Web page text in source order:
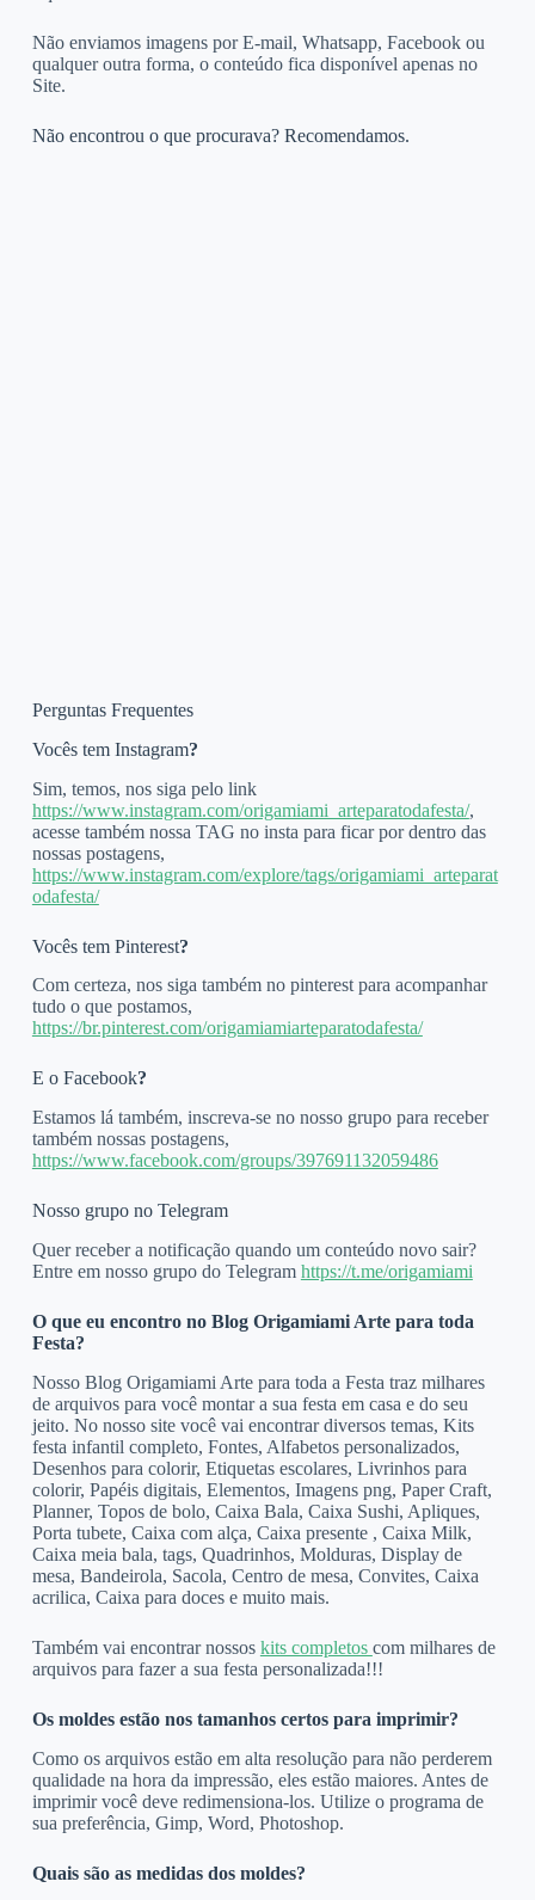
Não enviamos imagens por E-mail, Whatsapp, Facebook ou
qualquer outra forma, o conteúdo fica disponível apenas no
Site.
Não encontrou o que procurava? Recomendamos.
Perguntas Frequentes
Vocês tem Instagram?
Sim, temos, nos siga pelo link
https://www.instagram.com/origamiami_arteparatodafesta/,
acesse também nossa TAG no insta para ficar por dentro das
nossas postagens,
https://www.instagram.com/explore/tags/origamiami_arteparat
odafesta/
Vocês tem Pinterest?
Com certeza, nos siga também no pinterest para acompanhar
tudo o que postamos,
https://br.pinterest.com/origamiamiarteparatodafesta/
E o Facebook?
Estamos lá também, inscreva-se no nosso grupo para receber
também nossas postagens,
https://www.facebook.com/groups/397691132059486
Nosso grupo no Telegram
Quer receber a notificação quando um conteúdo novo sair?
Entre em nosso grupo do Telegram https://t.me/origamiami
O que eu encontro no Blog Origamiami Arte para toda
Festa?
Nosso Blog Origamiami Arte para toda a Festa traz milhares
de arquivos para você montar a sua festa em casa e do seu
jeito. No nosso site você vai encontrar diversos temas, Kits
festa infantil completo, Fontes, Alfabetos personalizados,
Desenhos para colorir, Etiquetas escolares, Livrinhos para
colorir, Papéis digitais, Elementos, Imagens png, Paper Craft,
Planner, Topos de bolo, Caixa Bala, Caixa Sushi, Apliques,
Porta tubete, Caixa com alça, Caixa presente , Caixa Milk,
Caixa meia bala, tags, Quadrinhos, Molduras, Display de
mesa, Bandeirola, Sacola, Centro de mesa, Convites, Caixa
acrilica, Caixa para doces e muito mais.
Também vai encontrar nossos kits completos com milhares de
arquivos para fazer a sua festa personalizada!!!
Os moldes estão nos tamanhos certos para imprimir?
Como os arquivos estão em alta resolução para não perderem
qualidade na hora da impressão, eles estão maiores. Antes de
imprimir você deve redimensiona-los. Utilize o programa de
sua preferência, Gimp, Word, Photoshop.
Quais são as medidas dos moldes?